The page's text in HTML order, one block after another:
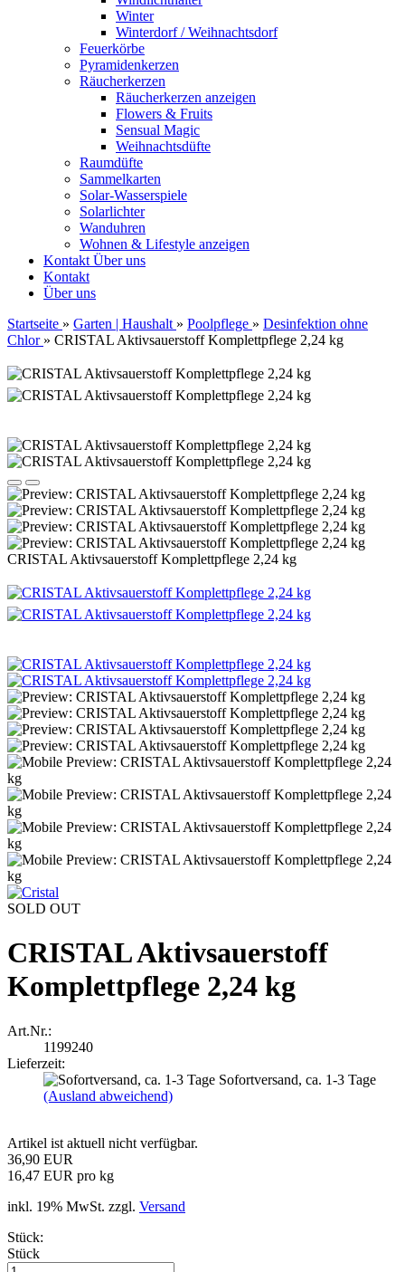
Winter
Winterdorf / Weihnachtsdorf
Feuerkörbe
Pyramidenkerzen
Räucherkerzen
Räucherkerzen anzeigen
Flowers & Fruits
Sensual Magic
Weihnachtsdüfte
Raumdüfte
Sammelkarten
Solar-Wasserspiele
Solarlichter
Wanduhren
Wohnen & Lifestyle anzeigen
Kontakt Über uns
Kontakt
Über uns
Startseite » Garten | Haushalt » Poolpflege » Desinfektion ohne
Chlor » CRISTAL Aktivsauerstoff Komplettpflege 2,24 kg
CRISTAL Aktivsauerstoff Komplettpflege 2,24 kg
SOLD OUT
CRISTAL Aktivsauerstoff
Komplettpflege 2,24 kg
Art.Nr.:
1199240
Lieferzeit:
Sofortversand, ca. 1-3 Tage
(Ausland abweichend)
Artikel ist aktuell nicht verfügbar.
36,90 EUR
16,47 EUR pro kg
inkl. 19% MwSt. zzgl. Versand
Stück:
Stück